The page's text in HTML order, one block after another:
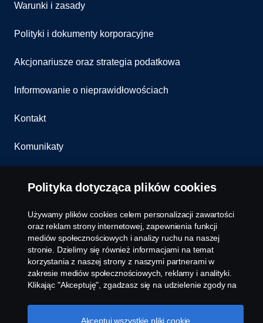
Warunki i zasady
Polityki i dokumenty korporacyjne
Akcjonariusze oraz strategia podatkowa
Informowanie o nieprawidłowościach
Kontakt
Komunikaty
© Copyright Scania 2026 All rights reserved. Scania
Polska S.A. Al. Katowicka 316, 05-830 Nadarzyn,
Polityka dotycząca plików cookies
Używamy plików cookies celem personalizacji zawartości
oraz reklam strony internetowej, zapewnienia funkcji
mediów społecznościowych i analizy ruchu na naszej
stronie. Dzielimy się również informacjami na temat
korzystania z naszej strony z naszymi partnerami w
zakresie mediów społecznościowych, reklamy i analityki.
Klikając "Akceptuję", zgadzasz się na udzielenie zgody na
informacjami. Możesz również zarządzać swoimi plikami
cookies, klikając na "Ustawienia plików cookies" i
Akceptuj wszystkie pliki cookie